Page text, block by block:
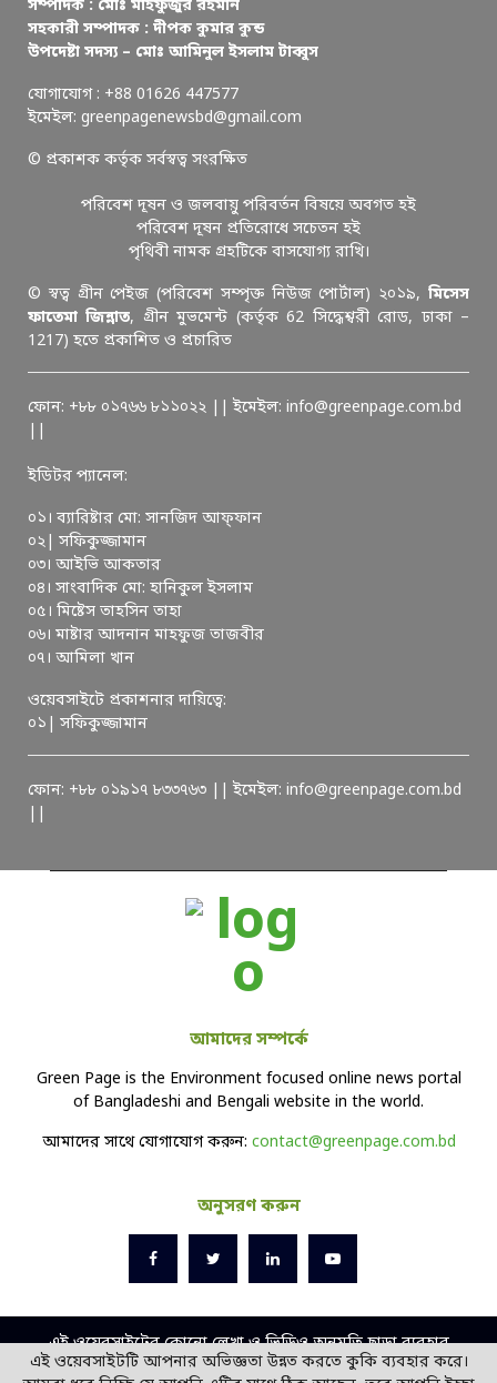
সম্পাদক : মোঃ মাহফুজুর রহমান
সহকারী সম্পাদক : দীপক কুমার কুন্ড
উপদেষ্টা সদস্য – মোঃ আমিনুল ইসলাম টাব্বুস
যোগাযোগ : +88 01626 447577
ইমেইল: greenpagenewsbd@gmail.com
© প্রকাশক কর্তৃক সর্বস্বত্ব সংরক্ষিত
পরিবেশ দূষন ও জলবায়ু পরিবর্তন বিষয়ে অবগত হই
পরিবেশ দূষন প্রতিরোধে সচেতন হই
পৃথিবী নামক গ্রহটিকে বাসযোগ্য রাখি।
© স্বত্ব গ্রীন পেইজ (পরিবেশ সম্পৃক্ত নিউজ পোর্টাল) ২০১৯, মিসেস
ফাতেমা জিন্নাত, গ্রীন মুভমেন্ট (কর্তৃক 62 সিদ্ধেশ্বরী রোড, ঢাকা –
1217) হতে প্রকাশিত ও প্রচারিত
ফোন: +৮৮ ০১৭৬৬ ৮১১০২২ || ইমেইল: info@greenpage.com.bd
ইডিটর প্যানেল:
০১। ব্যারিষ্টার মো: সানজিদ আফ্ফান
০২| সফিকুজ্জামান
০৩। আইভি আকতার
০৪। সাংবাদিক মো: হানিকুল ইসলাম
০৫। মিষ্টেস তাহসিন তাহা
০৬। মাষ্টার আদনান মাহফুজ তাজবীর
০৭। আমিলা খান
ওয়েবসাইটে প্রকাশনার দায়িত্বে:
০১| সফিকুজ্জামান
ফোন: +৮৮ ০১৯১৭ ৮৩৩৭৬৩ || ইমেইল: info@greenpage.com.bd
আমাদের সম্পর্কে
Green Page is the Environment focused online news portal
of Bangladeshi and Bengali website in the world.
আমাদের সাথে যোগাযোগ করুন: contact@greenpage.com.bd
অনুসরণ করুন
এই ওয়েবসাইটের কোনো লেখা ও ভিডিও অনুমতি ছাড়া ব্যবহার
বেআইনি।
এই ওয়েবসাইটটি আপনার অভিজ্ঞতা উন্নত করতে কুকি ব্যবহার করে।